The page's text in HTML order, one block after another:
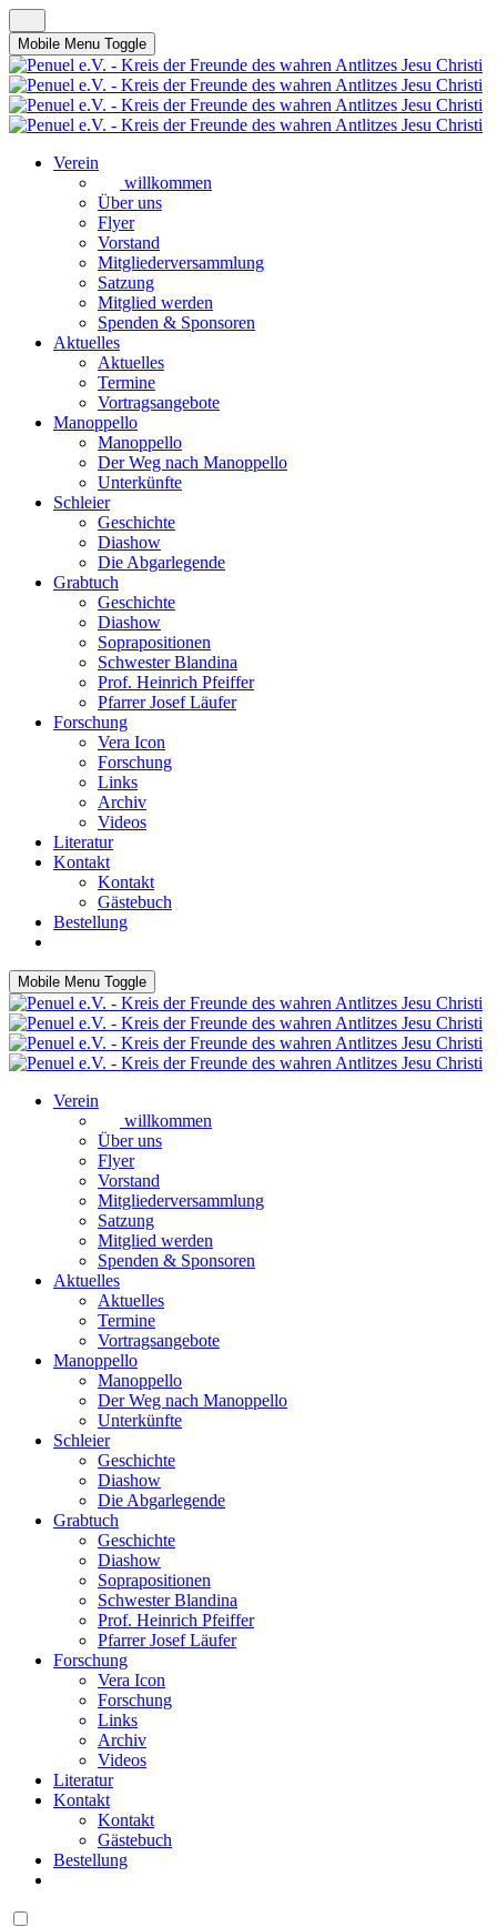
Mobile Menu Toggle
Verein
willkommen
Über uns
Flyer
Vorstand
Mitgliederversammlung
Satzung
Mitglied werden
Spenden & Sponsoren
Aktuelles
Aktuelles
Termine
Vortragsangebote
Manoppello
Manoppello
Der Weg nach Manoppello
Unterkünfte
Schleier
Geschichte
Diashow
Die Abgarlegende
Grabtuch
Geschichte
Diashow
Soprapositionen
Schwester Blandina
Prof. Heinrich Pfeiffer
Pfarrer Josef Läufer
Forschung
Vera Icon
Forschung
Links
Archiv
Videos
Literatur
Kontakt
Kontakt
Gästebuch
Bestellung
Mobile Menu Toggle
Verein
willkommen
Über uns
Flyer
Vorstand
Mitgliederversammlung
Satzung
Mitglied werden
Spenden & Sponsoren
Aktuelles
Aktuelles
Termine
Vortragsangebote
Manoppello
Manoppello
Der Weg nach Manoppello
Unterkünfte
Schleier
Geschichte
Diashow
Die Abgarlegende
Grabtuch
Geschichte
Diashow
Soprapositionen
Schwester Blandina
Prof. Heinrich Pfeiffer
Pfarrer Josef Läufer
Forschung
Vera Icon
Forschung
Links
Archiv
Videos
Literatur
Kontakt
Kontakt
Gästebuch
Bestellung